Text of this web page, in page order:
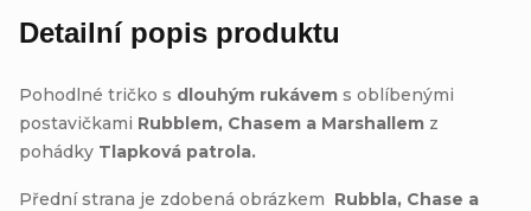
Detailní popis produktu
Pohodlné tričko s dlouhým rukávem s oblíbenými
postavičkami Rubblem, Chasem a Marshallem z
pohádky Tlapková patrola.
Přední strana je zdobená obrázkem Rubbla, Chase a